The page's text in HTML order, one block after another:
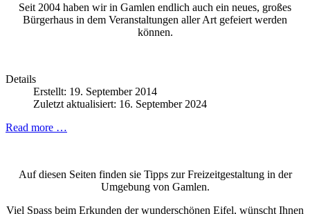
Seit 2004 haben wir in Gamlen endlich auch ein neues, großes
Bürgerhaus in dem Veranstaltungen aller Art gefeiert werden
können.
Details
Erstellt: 19. September 2014
Zuletzt aktualisiert: 16. September 2024
Read more …
Auf diesen Seiten finden sie Tipps zur Freizeitgestaltung in der
Umgebung von Gamlen.
Viel Spass beim Erkunden der wunderschönen Eifel, wünscht Ihnen